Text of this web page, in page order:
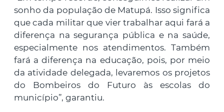
sonho da população de Matupá. Isso significa
que cada militar que vier trabalhar aqui fará a
diferença na segurança pública e na saúde,
especialmente nos atendimentos. Também
fará a diferença na educação, pois, por meio
da atividade delegada, levaremos os projetos
do Bombeiros do Futuro às escolas do
município”, garantiu.